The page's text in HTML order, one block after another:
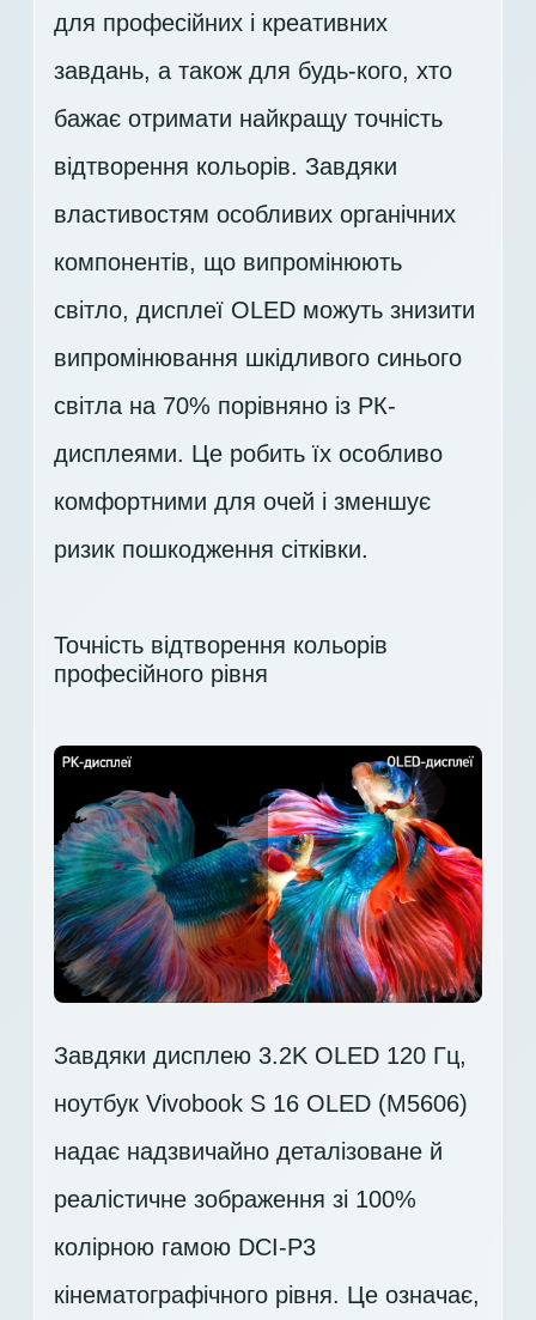
для професійних і креативних
завдань, а також для будь-кого, хто
бажає отримати найкращу точність
відтворення кольорів. Завдяки
властивостям особливих органічних
компонентів, що випромінюють
світло, дисплеї OLED можуть знизити
випромінювання шкідливого синього
світла на 70% порівняно із РК-
дисплеями. Це робить їх особливо
комфортними для очей і зменшує
ризик пошкодження сітківки.
Точність відтворення кольорів
професійного рівня
Завдяки дисплею 3.2K OLED 120 Гц,
ноутбук Vivobook S 16 OLED (M5606)
надає надзвичайно деталізоване й
реалістичне зображення зі 100%
колірною гамою DCI-P3
кінематографічного рівня. Це означає,